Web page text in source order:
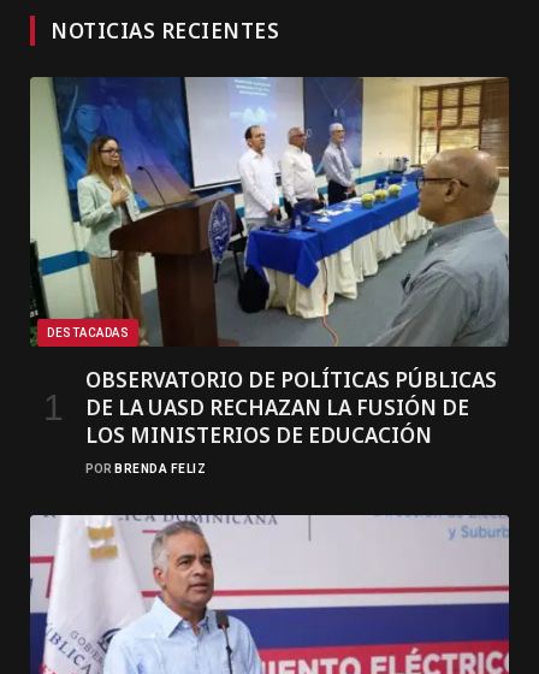
NOTICIAS RECIENTES
DESTACADAS
OBSERVATORIO DE POLÍTICAS PÚBLICAS
DE LA UASD RECHAZAN LA FUSIÓN DE
LOS MINISTERIOS DE EDUCACIÓN
POR BRENDA FELIZ